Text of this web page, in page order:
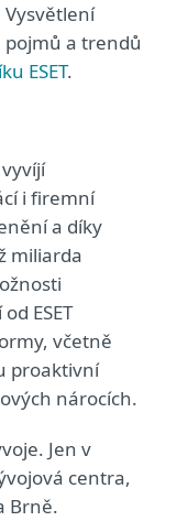
Vysvětlení
a trendů
ESET.
i firemní
a díky
miliarda
ESET
včetně
proaktivní
nárocích.
Jen v
centra,
Brně.